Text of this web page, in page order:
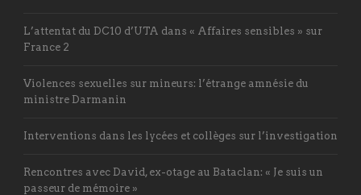
L’attentat du DC10 d’UTA dans « Affaires sensibles » sur
France 2
Violences sexuelles sur mineurs: l’étrange amnésie du
ministre Darmanin
Interventions dans les lycées et collèges sur l’investigation
Rencontres avec David, ex-otage au Bataclan: « Je suis un
passeur de mémoire »